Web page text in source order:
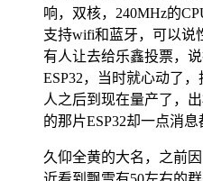
响，双核，240MHz的
支持wifi和蓝牙，可以说
有人让去给乐鑫投票，
ESP32，当时就心动了
人之后到现在量产了，
的那片ESP32却一点消
久仰全黄的大名，之前